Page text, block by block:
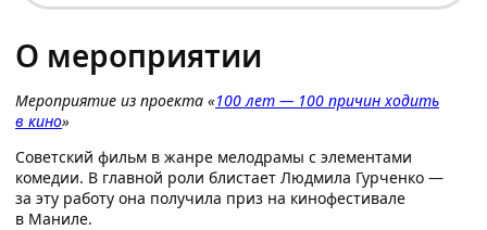
О мероприятии
Мероприятие из проекта «100 лет — 100 причин ходить
в кино»
Советский фильм в жанре мелодрамы с элементами
комедии. В главной роли блистает Людмила Гурченко —
за эту работу она получила приз на кинофестивале
в Маниле.